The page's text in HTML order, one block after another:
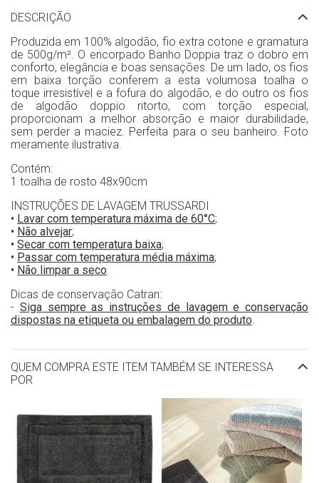
DESCRIÇÃO
Produzida em 100% algodão, fio extra cotone e gramatura
de 500g/m². O encorpado Banho Doppia traz o dobro em
conforto, elegância e boas sensações. De um lado, os fios
em baixa torção conferem a esta volumosa toalha o
toque irresistível e a fofura do algodão, e do outro os fios
de algodão doppio ritorto, com torção especial,
proporcionam a melhor absorção e maior durabilidade,
sem perder a maciez. Perfeita para o seu banheiro. Foto
meramente ilustrativa.
Contém:
1 toalha de rosto 48x90cm
INSTRUÇÕES DE LAVAGEM TRUSSARDI
• Lavar com temperatura máxima de 60°C;
• Não alvejar;
• Secar com temperatura baixa;
• Passar com temperatura média máxima;
• Não limpar a seco
Dicas de conservação Catran:
- Siga sempre as instruções de lavagem e conservação
dispostas na etiqueta ou embalagem do produto
QUEM COMPRA ESTE ITEM TAMBÉM SE INTERESSA
POR